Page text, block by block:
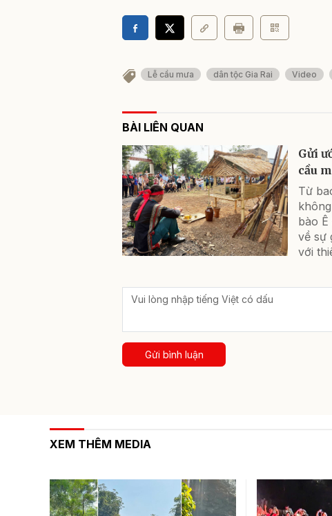
Lễ cầu mưa dân tộc Gia Rai Video
BÀI LIÊN QUAN
Gửi
cầu
Từ
bào
về sự
với
Gửi bình luận
XEM THÊM MEDIA